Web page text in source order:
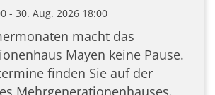
- 30. Aug. 2026 18:00
macht das
Mayen keine Pause.
finden Sie auf der
Mehrgenerationenhauses.